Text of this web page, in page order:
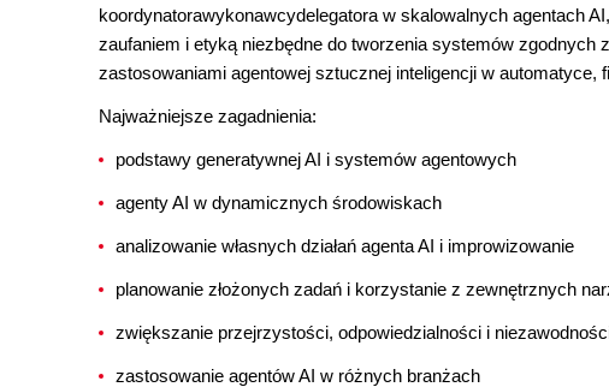
koordynatorawykonawcydelegatora w skalowalnych agentach
zaufaniem i etyką niezbędne do tworzenia systemów
zastosowaniami agentowej sztucznej inteligencji w automatyce,
Najważniejsze zagadnienia:
podstawy generatywnej AI i systemów agentowych
agenty AI w dynamicznych środowiskach
analizowanie własnych działań agenta AI i improwizowanie
planowanie złożonych zadań i korzystanie z zewnętrznych
zwiększanie przejrzystości, odpowiedzialności i
zastosowanie agentów AI w różnych branżach